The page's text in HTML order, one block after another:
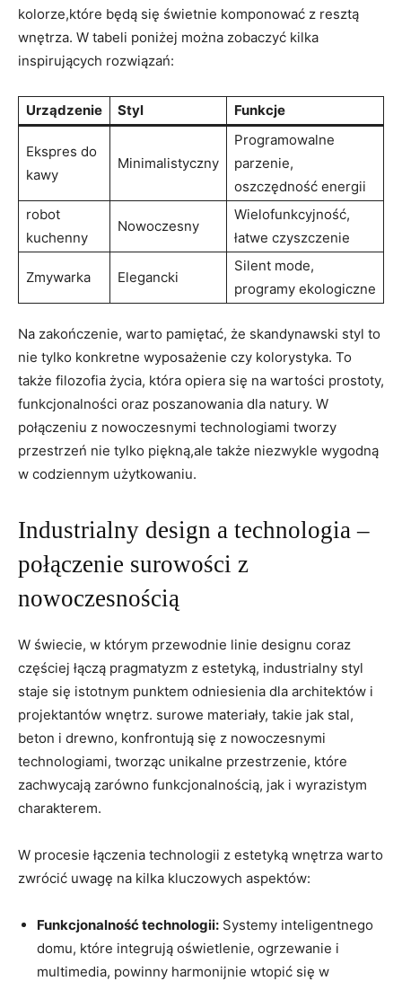
kolorze,które będą się świetnie komponować⁣ z resztą
wnętrza. W tabeli poniżej ⁤można zobaczyć‌ kilka
inspirujących rozwiązań:
Urządzenie Styl Funkcje
Ekspres do
kawy
Minimalistyczny
Programowalne
parzenie,
oszczędność energii
robot
kuchenny
Nowoczesny
Wielofunkcyjność,
łatwe czyszczenie
Zmywarka Elegancki
Silent mode,⁢
programy ekologiczne
Na zakończenie, warto pamiętać, że skandynawski styl to
nie⁢ tylko konkretne wyposażenie⁢ czy kolorystyka.⁢ To‍
także‍ filozofia życia,⁣ która opiera się na wartości ⁢prostoty,
funkcjonalności oraz poszanowania dla natury. W
połączeniu ⁤z nowoczesnymi technologiami tworzy
przestrzeń nie tylko piękną,ale także niezwykle wygodną
w codziennym⁤ użytkowaniu.
Industrialny design a technologia –
połączenie surowości z
nowoczesnością
W świecie, w którym przewodnie linie designu coraz
częściej łączą pragmatyzm z estetyką, industrialny styl
staje⁤ się istotnym punktem​ odniesienia‍ dla architektów i
projektantów wnętrz. surowe ​materiały,⁣ takie jak stal,
beton i ⁣drewno, konfrontują się z⁤ nowoczesnymi
technologiami, tworząc unikalne‌ przestrzenie, które
zachwycają⁤ zarówno⁢ funkcjonalnością, jak i wyrazistym
charakterem.
W procesie łączenia technologii z estetyką ⁣wnętrza warto
zwrócić⁣ uwagę na kilka kluczowych ‌aspektów:
Funkcjonalność‍ technologii: Systemy inteligentnego
domu, które integrują oświetlenie, ogrzewanie i
multimedia, powinny harmonijnie wtopić się w